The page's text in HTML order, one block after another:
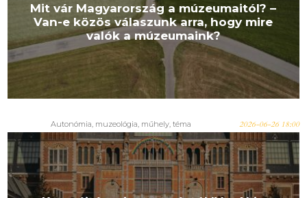
Mit vár Magyarország a múzeumaitól? –
Van-e közös válaszunk arra, hogy mire
valók a múzeumaink?
Autonómia, muzeológia, műhely, téma 2026-06-26 18:00